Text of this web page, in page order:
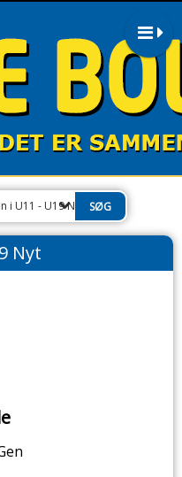
i U11 - U19 Nyt
Nyt